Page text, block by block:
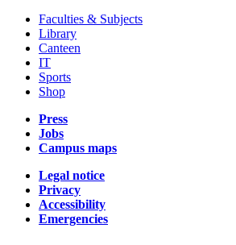
Faculties & Subjects
Library
Canteen
IT
Sports
Shop
Press
Jobs
Campus maps
Legal notice
Privacy
Accessibility
Emergencies